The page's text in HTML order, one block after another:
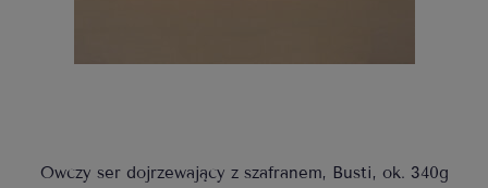
Owczy ser dojrzewający z szafranem, Busti, ok. 340g